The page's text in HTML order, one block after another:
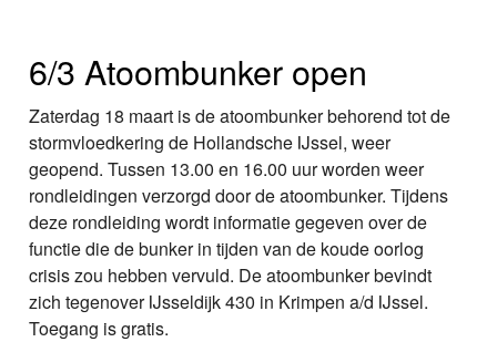
6/3 Atoombunker open
Zaterdag 18 maart is de atoombunker behorend tot de
stormvloedkering de Hollandsche IJssel, weer
geopend. Tussen 13.00 en 16.00 uur worden weer
rondleidingen verzorgd door de atoombunker. Tijdens
deze rondleiding wordt informatie gegeven over de
functie die de bunker in tijden van de koude oorlog
crisis zou hebben vervuld. De atoombunker bevindt
zich tegenover IJsseldijk 430 in Krimpen a/d IJssel.
Toegang is gratis.